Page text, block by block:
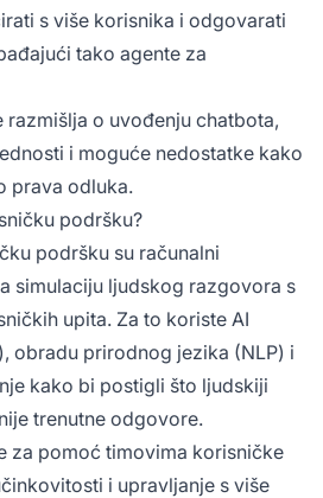
s više korisnika i odgovarati
tako agente za
razmišlja o uvođenju chatbota,
i moguće nedostatke kako
prava odluka.
podršku?
podršku su računalni
simulaciju ljudskog razgovora s
upita. Za to koriste AI
obradu prirodnog jezika (NLP) i
kako bi postigli što ljudskiji
trenutne odgovore.
za pomoć timovima korisničke
i upravljanje s više